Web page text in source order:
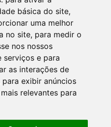
básica do site,
uma melhor
no site, para medir o
nos nossos
serviços e para
as interações de
para exibir anúncios
relevantes para
98131-3801.
em horário comercial
feira de 12h às 19h.
Fale Conosco.